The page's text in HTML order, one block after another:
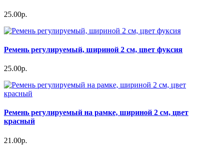
25.00р.
Ремень регулируемый, шириной 2 см, цвет фуксия
25.00р.
Ремень регулируемый на рамке, шириной 2 см, цвет
красный
21.00р.